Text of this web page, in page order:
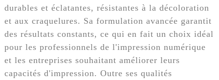
durables et éclatantes, résistantes à la décoloration
et aux craquelures. Sa formulation avancée garantit
des résultats constants, ce qui en fait un choix idéal
pour les professionnels de l'impression numérique
et les entreprises souhaitant améliorer leurs
capacités d'impression. Outre ses qualités